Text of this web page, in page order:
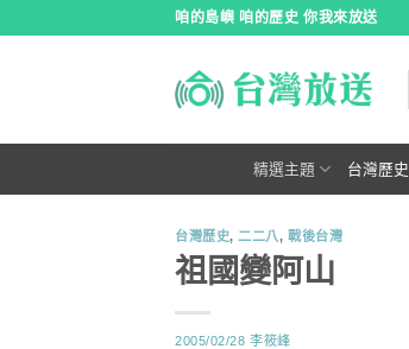
咱的島嶼 咱的歷史 你我來放送
精選主題 台灣歷史
台灣歷史, 二二八,戰後台灣
祖國變阿山
2005/02/28 李筱峰